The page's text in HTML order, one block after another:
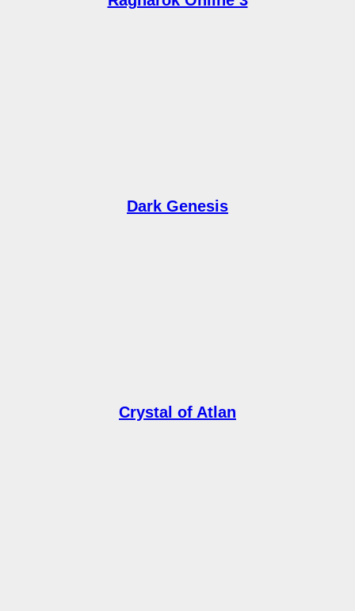
Dark Genesis
Crystal of Atlan